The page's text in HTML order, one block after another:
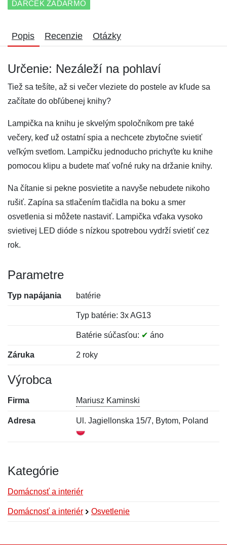
DARČEK ZADARMO
Popis Recenzie Otázky
Určenie: Nezáleží na pohlaví
Tiež sa tešíte, až si večer vleziete do postele av kľude sa
začítate do obľúbenej knihy?
Lampička na knihu je skvelým spoločníkom pre také
večery, keď už ostatní spia a nechcete zbytočne svietiť
veľkým svetlom. Lampičku jednoducho prichyťte ku knihe
pomocou klipu a budete mať voľné ruky na držanie knihy.
Na čítanie si pekne posvietite a navyše nebudete nikoho
rušiť. Zapína sa stlačením tlačidla na boku a smer
osvetlenia si môžete nastaviť. Lampička vďaka vysoko
svietivej LED dióde s nízkou spotrebou vydrží svietiť cez
rok.
Parametre
Typ napájania batérie
Typ batérie: 3x AG13
Batérie súčasťou: ✔ áno
Záruka 2 roky
Výrobca
Firma Mariusz Kaminski
Adresa Ul. Jagiellonska 15/7, Bytom, Poland
Kategórie
Domácnosť a interiér
Domácnosť a interiér Osvetlenie